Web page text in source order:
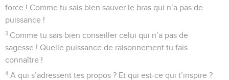
force ! Comme tu sais bien sauver le bras qui n’a pas de
puissance !
3 Comme tu sais bien conseiller celui qui n’a pas de
sagesse ! Quelle puissance de raisonnement tu fais
connaître !
4 A qui s’adressent tes propos ? Et qui est-ce qui t’inspire ?